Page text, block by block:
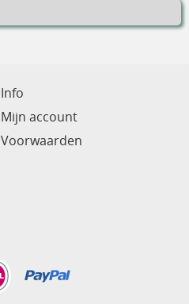
Info
Mijn account
Voorwaarden